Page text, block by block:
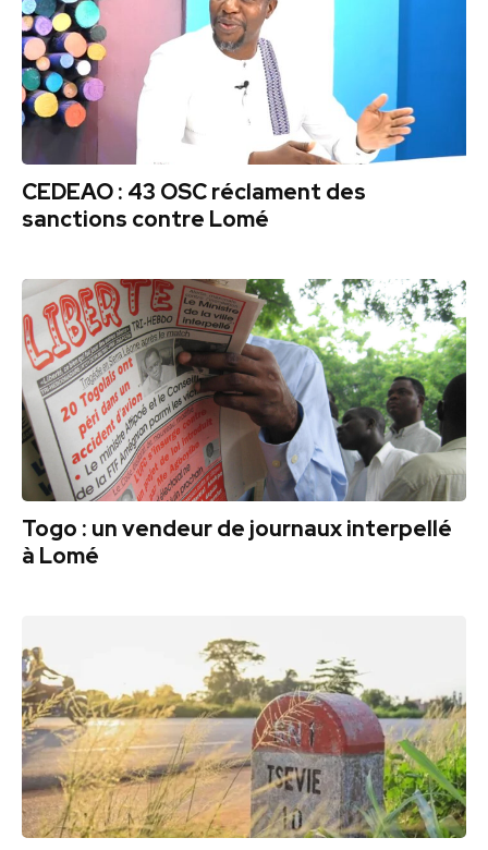
CEDEAO : 43 OSC réclament des
sanctions contre Lomé
Togo : un vendeur de journaux interpellé
à Lomé